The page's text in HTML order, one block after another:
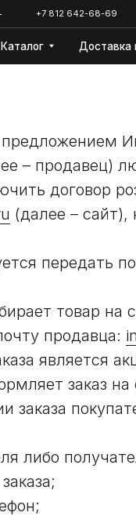
+7 812 642-68-69
Доставка и оплата
– продавец)
договор
(далее –
передать
товар на
продавца:
является
заказ
заказа
либо